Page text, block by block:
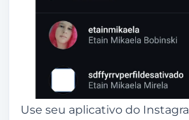
Use seu aplicativo do